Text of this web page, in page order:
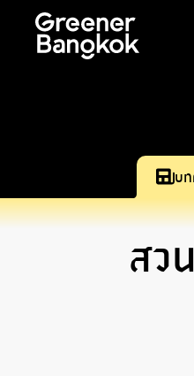
บ
สว